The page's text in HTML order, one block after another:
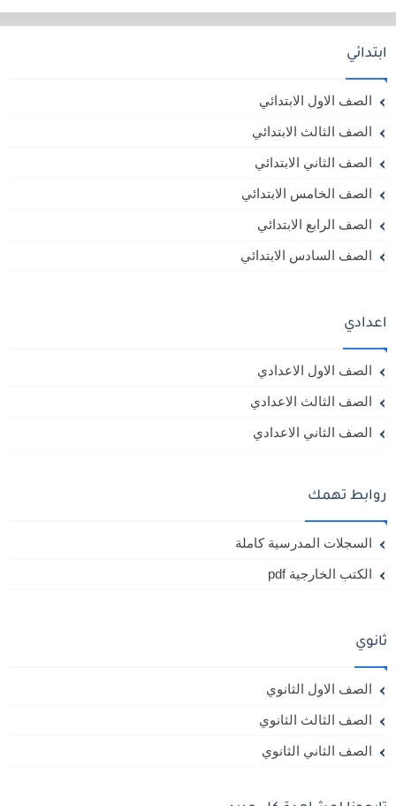
ابتدائي
الصف الاول الابتدائي
الصف الثالث الابتدائي
الصف الثاني الابتدائي
الصف الخامس الابتدائي
الصف الرابع الابتدائي
الصف السادس الابتدائي
اعدادي
الصف الاول الاعدادي
الصف الثالث الاعدادي
الصف الثاني الاعدادي
روابط تهمك
السجلات المدرسية كاملة
الكتب الخارجية pdf
ثانوي
الصف الاول الثانوي
الصف الثالث الثانوي
الصف الثاني الثانوي